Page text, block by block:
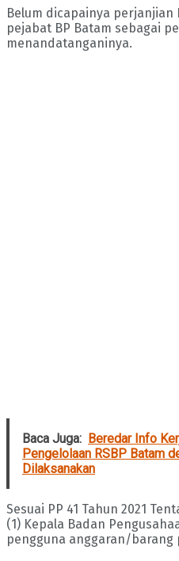
Belum dicapainya perjanjian
pejabat BP Batam sebagai
menandatanganinya.
Baca Juga: Beredar Info
Pengelolaan RSBP Batam
Dilaksanakan
Sesuai PP 41 Tahun 2021
(1) Kepala Badan
pengguna anggaran/barang